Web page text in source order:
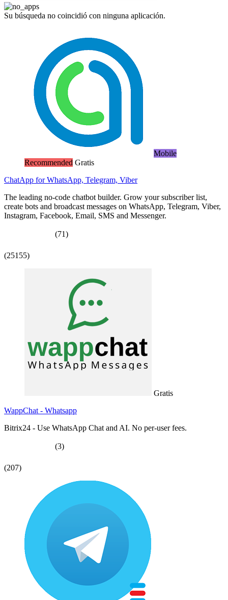
Su búsqueda no coincidió con ninguna aplicación.
Mobile
Recommended Gratis
ChatApp for WhatsApp, Telegram, Viber
The leading no-code chatbot builder. Grow your subscriber list,
create bots and broadcast messages on WhatsApp, Telegram, Viber,
Instagram, Facebook, Email, SMS and Messenger.
(71)
(25155)
Gratis
WappChat - Whatsapp
Bitrix24 - Use WhatsApp Chat and AI. No per-user fees.
(3)
(207)